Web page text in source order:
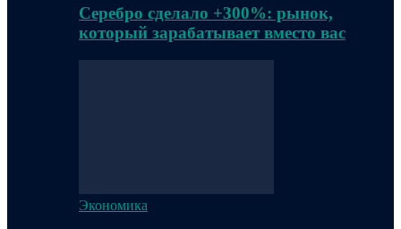
Серебро сделало +300%: рынок,
который зарабатывает вместо вас
Экономика